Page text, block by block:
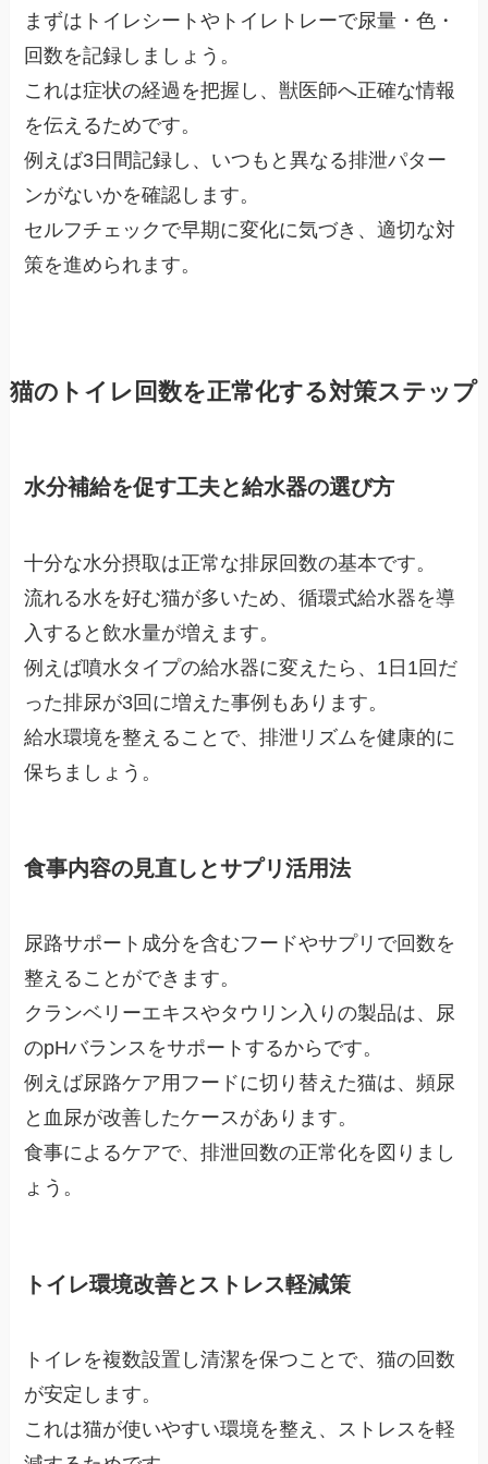
まずはトイレシートやトイレトレーで尿量・色・
回数を記録しましょう。
これは症状の経過を把握し、獣医師へ正確な情報
を伝えるためです。
例えば3日間記録し、いつもと異なる排泄パター
ンがないかを確認します。
セルフチェックで早期に変化に気づき、適切な対
策を進められます。
猫のトイレ回数を正常化する対策ステップ
水分補給を促す工夫と給水器の選び方
十分な水分摂取は正常な排尿回数の基本です。
流れる水を好む猫が多いため、循環式給水器を導
入すると飲水量が増えます。
例えば噴水タイプの給水器に変えたら、1日1回だ
った排尿が3回に増えた事例もあります。
給水環境を整えることで、排泄リズムを健康的に
保ちましょう。
食事内容の見直しとサプリ活用法
尿路サポート成分を含むフードやサプリで回数を
整えることができます。
クランベリーエキスやタウリン入りの製品は、尿
のpHバランスをサポートするからです。
例えば尿路ケア用フードに切り替えた猫は、頻尿
と血尿が改善したケースがあります。
食事によるケアで、排泄回数の正常化を図りまし
ょう。
トイレ環境改善とストレス軽減策
トイレを複数設置し清潔を保つことで、猫の回数
が安定します。
これは猫が使いやすい環境を整え、ストレスを軽